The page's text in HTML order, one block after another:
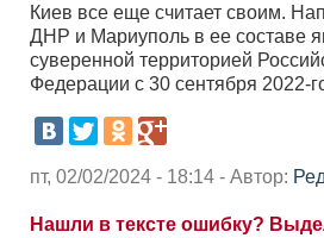
Киев все еще считает своим.
ДНР и Мариуполь в ее составе
суверенной территорией
Федерации с 30 сентября 2022-
пт, 02/02/2024 - 18:14 - Автор:
Нашли в тексте ошибку?